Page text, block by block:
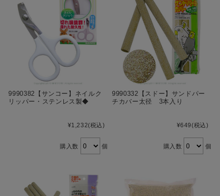
9990382【サンコー】ネイルク
リッパー・ステンレス製◆
¥1,232(税込)
購入数 個
9990332【スドー】サンドパー
チカバー太径 3本入り
¥649(税込)
購入数 個